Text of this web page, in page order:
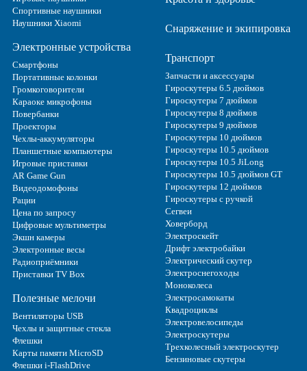
Спортивные наушники
Наушники Xiaomi
Электронные устройства
Смартфоны
Портативные колонки
Громкоговорители
Караоке микрофоны
Повербанки
Проекторы
Чехлы-аккумуляторы
Планшетные компьютеры
Игровые приставки
AR Game Gun
Видеодомофоны
Рации
Цена по запросу
Цифровые мультиметры
Экшн камеры
Электронные весы
Радиоприёмники
Приставки TV Box
Полезные мелочи
Вентиляторы USB
Чехлы и защитные стекла
Флешки
Карты памяти MicroSD
Флешки i-FlashDrive
Снаряжение и экипировка
Транспорт
Запчасти и аксессуары
Гироскутеры 6.5 дюймов
Гироскутеры 7 дюймов
Гироскутеры 8 дюймов
Гироскутеры 9 дюймов
Гироскутеры 10 дюймов
Гироскутеры 10.5 дюймов
Гироскутеры 10.5 JiLong
Гироскутеры 10.5 дюймов GT
Гироскутеры 12 дюймов
Гироскутеры с ручкой
Сегвеи
Ховерборд
Электроскейт
Дрифт электробайки
Электрический скутер
Электроснегоходы
Моноколеса
Электросамокаты
Квадроциклы
Электровелосипеды
Электроскутеры
Трехколесный электроскутер
Бензиновые скутеры